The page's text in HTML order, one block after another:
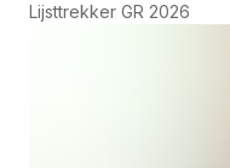
Lijsttrekker GR 2026